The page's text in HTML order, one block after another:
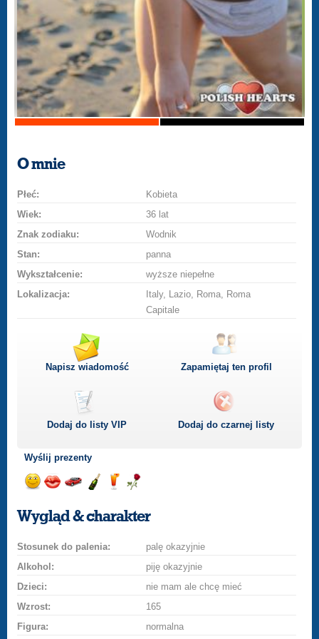
O mnie
Płeć:
Kobieta
Wiek:
36 lat
Znak zodiaku:
Wodnik
Stan:
panna
Wykształcenie:
wyższe niepełne
Lokalizacja:
Italy, Lazio, Roma, Roma
Capitale
Napisz wiadomość Zapamiętaj ten profil
Dodaj do listyVIP Dodaj do czarnej listy
Wyślij prezenty
uśmiech
buziakasamochodem
szampana
drinka
różę
Wygląd & charakter
Stosunek do palenia:
palę okazyjnie
Alkohol:
piję okazyjnie
Dzieci:
nie mam ale chcę mieć
Wzrost:
165
Figura:
normalna